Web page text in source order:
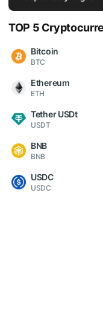
TOP 5
Bitcoin
BTC
Ethereum
ETH
Tether USDt
USDT
BNB
BNB
USDC
USDC